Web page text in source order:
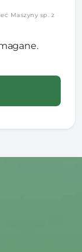
Maszyny sp. z